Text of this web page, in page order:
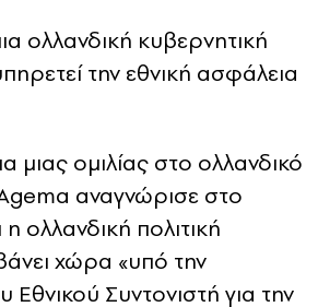
ολλανδική κυβερνητική
την εθνική ασφάλεια
μιας ομιλίας στο ολλανδικό
αναγνώρισε στο
ολλανδική πολιτική
χώρα «υπό την
Συντονιστή για την